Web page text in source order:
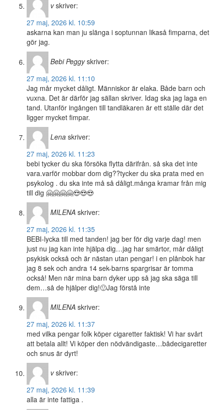
v skriver:
27 maj, 2026 kl. 10:59
askarna kan man ju slänga i soptunnan likaså fimparna, det
gör jag.
Bebi Peggy skriver:
27 maj, 2026 kl. 11:10
Jag mår mycket dåligt. Människor är elaka. Både barn och
vuxna. Det är därför jag sällan skriver. Idag ska jag laga en
tand. Utanför ingången till tandläkaren är ett ställe där det
ligger mycket fimpar.
Lena skriver:
27 maj, 2026 kl. 11:23
bebi tycker du ska försöka flytta därifrån. så ska det inte
vara.varför mobbar dom dig??tycker du ska prata med en
psykolog . du ska inte må så dåligt.många kramar från mig
till dig 🤗🤗🤗🤗😍😍😍
MILENA skriver:
27 maj, 2026 kl. 11:35
BEBI-lycka till med tanden! jag ber för dig varje dag! men
just nu jag kan inte hjälpa dig…jag har smärtor, mår dåligt
psykisk också och är nästan utan pengar! i en plånbok har
jag 8 sek och andra 14 sek-barns spargrisar är tomma
också! Men när mina barn dyker upp så jag ska säga till
dem…så de hjälper dig!🙂Jag förstå inte
MILENA skriver:
27 maj, 2026 kl. 11:37
med vilka pengar folk köper cigaretter faktisk! Vi har svårt
att betala allt! Vi köper den nödvändigaste…bådecigaretter
och snus är dyrt!
v skriver:
27 maj, 2026 kl. 11:39
alla är inte fattiga .